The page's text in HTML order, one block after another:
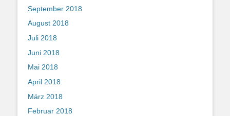
September 2018
August 2018
Juli 2018
Juni 2018
Mai 2018
April 2018
März 2018
Februar 2018